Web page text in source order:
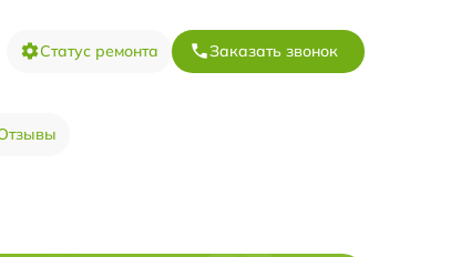
Статус ремонта Заказать звонок